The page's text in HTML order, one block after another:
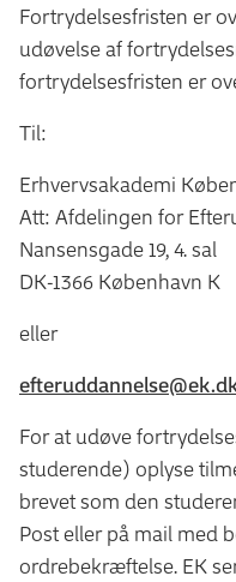
Fortrydelsesfristen er
udøvelse af
fortrydelsesfristen er
Til:
Erhvervsakademi
Att: Afdelingen for
Nansensgade 19, 4. sal
DK-1366 København K
eller
For at udøve
studerende) oplyse
brevet som den
Post eller på mail med
ordrebekræftelse. EK